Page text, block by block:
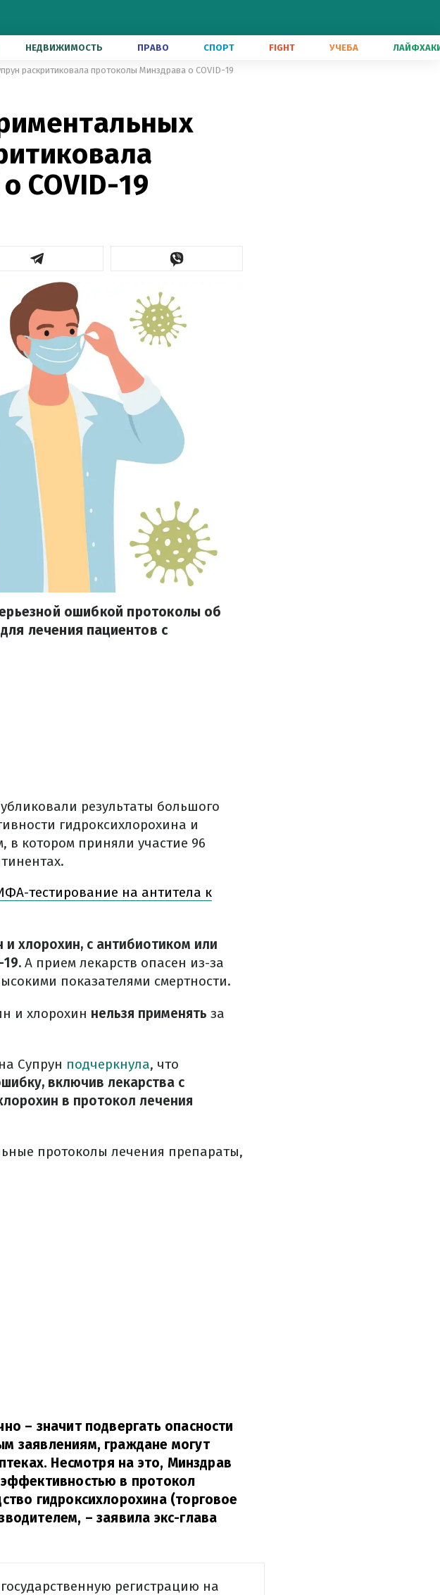
НЕДВИЖИМОСТЬ ПРАВО СПОРТ FIGHT УЧЕБА
раскритиковала протоколы Минздрава о COVID-19
COVID-19
ошибкой протоколы об
лечения пациентов с
результаты большого
гидроксихлорохина и
в котором приняли участие 96
тестирование на антитела к
и хлорохин, с антибиотиком или
А прием лекарств опасен из-за
показателями смертности.
и хлорохин нельзя применять за
Супрун подчеркнула, что
включив лекарства с
в протокол лечения
протоколы лечения препараты,
– значит подвергать опасности
заявлениям, граждане могут
Несмотря на это, Минздрав
в протокол
гидроксихлорохина (торговое
– заявила экс-глава
регистрацию на